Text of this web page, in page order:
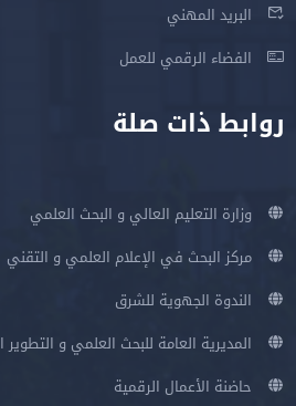
البريد المهني
الفضاء الرقمي للعمل
روابط ذات صلة
وزارة التعليم العالي و البحث العلمي
مركز البحث في الإعلام العلمي و التقني
الندوة الجهوية للشرق
المديرية العامة للبحث العلمي و التطوير
حاضنة الأعمال الرقمية